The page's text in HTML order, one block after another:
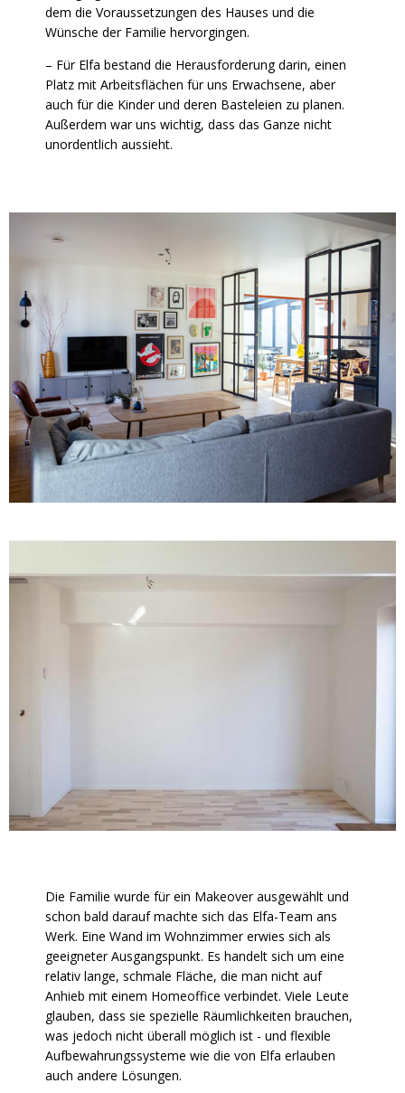
dem die Voraussetzungen des Hauses und die
Wünsche der Familie hervorgingen.
– Für Elfa bestand die Herausforderung darin, einen
Platz mit Arbeitsflächen für uns Erwachsene, aber
auch für die Kinder und deren Basteleien zu planen.
Außerdem war uns wichtig, dass das Ganze nicht
unordentlich aussieht.
Die Familie wurde für ein Makeover ausgewählt und
schon bald darauf machte sich das Elfa-Team ans
Werk. Eine Wand im Wohnzimmer erwies sich als
geeigneter Ausgangspunkt. Es handelt sich um eine
relativ lange, schmale Fläche, die man nicht auf
Anhieb mit einem Homeoffice verbindet. Viele Leute
glauben, dass sie spezielle Räumlichkeiten brauchen,
was jedoch nicht überall möglich ist - und flexible
Aufbewahrungssysteme wie die von Elfa erlauben
auch andere Lösungen.